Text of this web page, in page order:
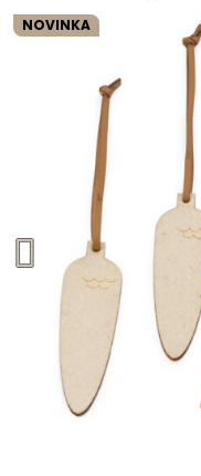
NOVINKA